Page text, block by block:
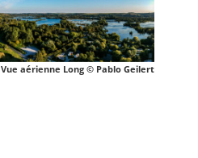
Vue aérienne Long © Pablo Geilert